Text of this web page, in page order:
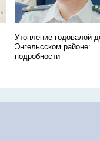
Утопление годовалой
Энгельсском районе:
подробности